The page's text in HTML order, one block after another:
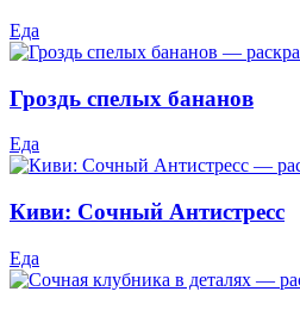
Еда
Гроздь спелых бананов
Еда
Киви: Сочный Антистресс
Еда